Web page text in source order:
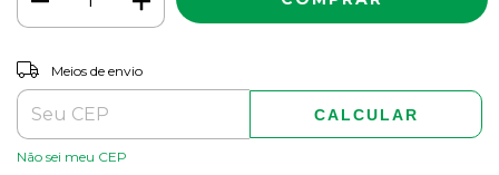
Entregas para o CEP:
Meios de envio
CALCULAR
Não sei meu CEP